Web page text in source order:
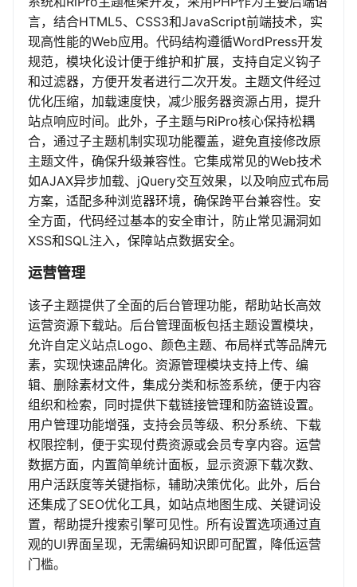
言，结合HTML5、CSS3和JavaScript前端技术，实
现高性能的Web应用。代码结构遵循WordPress开发
规范，模块化设计便于维护和扩展，支持自定义钩子
和过滤器，方便开发者进行二次开发。主题文件经过
优化压缩，加载速度快，减少服务器资源占用，提升
站点响应时间。此外，子主题与RiPro核心保持松耦
合，通过子主题机制实现功能覆盖，避免直接修改原
主题文件，确保升级兼容性。它集成常见的Web技术
如AJAX异步加载、jQuery交互效果，以及响应式布局
方案，适配多种浏览器环境，确保跨平台兼容性。安
全方面，代码经过基本的安全审计，防止常见漏洞如
XSS和SQL注入，保障站点数据安全。
运营管理
该子主题提供了全面的后台管理功能，帮助站长高效
运营资源下载站。后台管理面板包括主题设置模块，
允许自定义站点Logo、颜色主题、布局样式等品牌元
素，实现快速品牌化。资源管理模块支持上传、编
辑、删除素材文件，集成分类和标签系统，便于内容
组织和检索，同时提供下载链接管理和防盗链设置。
用户管理功能增强，支持会员等级、积分系统、下载
权限控制，便于实现付费资源或会员专享内容。运营
数据方面，内置简单统计面板，显示资源下载次数、
用户活跃度等关键指标，辅助决策优化。此外，后台
还集成了SEO优化工具，如站点地图生成、关键词设
置，帮助提升搜索引擎可见性。所有设置选项通过直
观的UI界面呈现，无需编码知识即可配置，降低运营
门槛。